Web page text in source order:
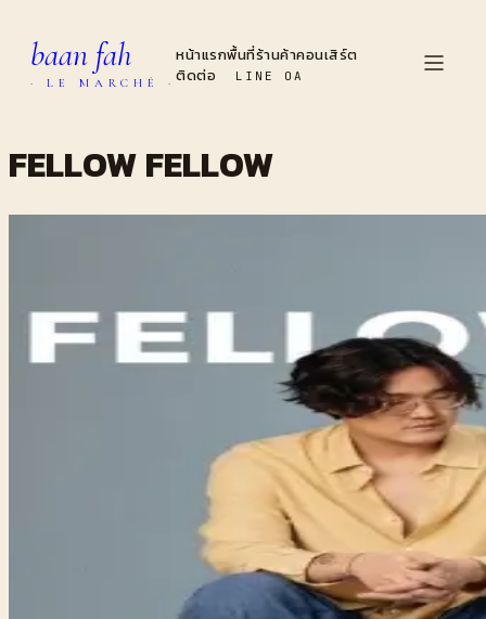
baan fah
· LE MARCHÉ ·
หน้าแรกพื้นที่ร้านค้าคอนเสิร์ต
ติดต่อ
LINE OA
FELLOW FELLOW